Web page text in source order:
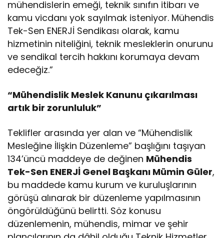
mühendislerin emeği, teknik sınıfın itibarı ve
kamu vicdanı yok sayılmak isteniyor. Mühendis
Tek-Sen ENERJİ Sendikası olarak, kamu
hizmetinin niteliğini, teknik mesleklerin onurunu
ve sendikal tercih hakkını korumaya devam
edeceğiz.”
“Mühendislik Meslek Kanunu çıkarılması
artık bir zorunluluk”
Teklifler arasında yer alan ve “Mühendislik
Mesleğine İlişkin Düzenleme” başlığını taşıyan
134’üncü maddeye de değinen Mühendis
Tek-Sen ENERJİ Genel Başkanı Mümin Güler,
bu maddede kamu kurum ve kuruluşlarının
görüşü alınarak bir düzenleme yapılmasının
öngörüldüğünü belirtti. Söz konusu
düzenlemenin, mühendis, mimar ve şehir